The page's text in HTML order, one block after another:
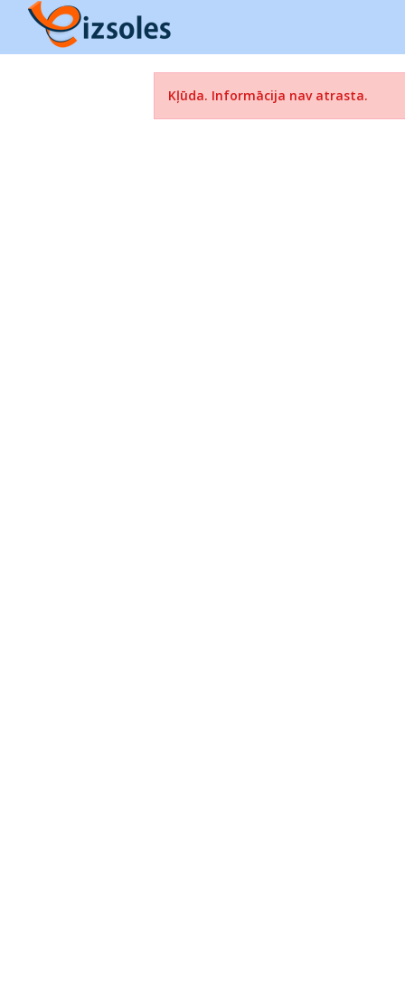
Kļūda. Informācija nav atrasta.